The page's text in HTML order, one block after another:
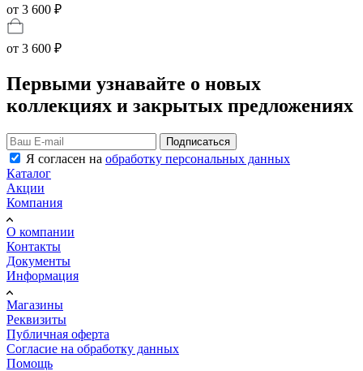
от 3 600 ₽
от 3 600 ₽
Первыми узнавайте о новых
коллекциях и закрытых предложениях
Подписаться
Я согласен на обработку персональных данных
Каталог
Акции
Компания
О компании
Контакты
Документы
Информация
Магазины
Реквизиты
Публичная оферта
Согласие на обработку данных
Помощь